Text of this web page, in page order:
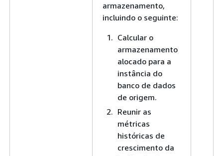
armazenamento,
incluindo o seguinte:
Calcular o
armazenamento
alocado para a
instância do
banco de dados
de origem.
Reunir as
métricas
históricas de
crescimento da